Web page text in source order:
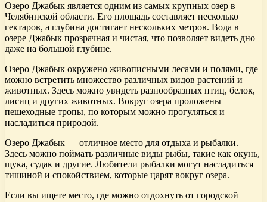
Озеро Джабык является одним из самых крупных озер в
Челябинской области. Его площадь составляет несколько
гектаров, а глубина достигает нескольких метров. Вода в
озере Джабык прозрачная и чистая, что позволяет видеть дно
даже на большой глубине.
Озеро Джабык окружено живописными лесами и полями, где
можно встретить множество различных видов растений и
животных. Здесь можно увидеть разнообразных птиц, белок,
лисиц и других животных. Вокруг озера проложены
пешеходные тропы, по которым можно прогуляться и
насладиться природой.
Озеро Джабык — отличное место для отдыха и рыбалки.
Здесь можно поймать различные виды рыбы, такие как окунь,
щука, судак и другие. Любители рыбалки могут насладиться
тишиной и спокойствием, которые царят вокруг озера.
Если вы ищете место, где можно отдохнуть от городской